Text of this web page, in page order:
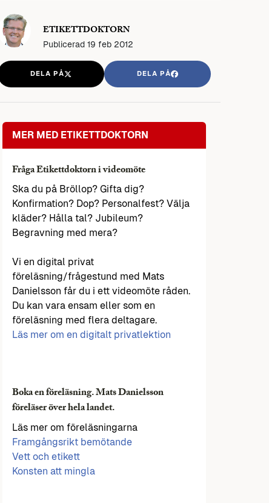
ETIKETTDOKTORN
Publicerad 19 feb 2012
DELA PÅ DELA PÅ
MER MED ETIKETTDOKTORN
Fråga Etikettdoktorn i videomöte
Ska du på Bröllop? Gifta dig?
Konfirmation? Dop? Personalfest? Välja
kläder? Hålla tal? Jubileum?
Begravning med mera?
Vi en digital privat
föreläsning/frågestund med Mats
Danielsson får du i ett videomöte råden.
Du kan vara ensam eller som en
föreläsning med flera deltagare.
Läs mer om en digitalt privatlektion
Boka en föreläsning. Mats Danielsson
föreläser över hela landet.
Läs mer om föreläsningarna
Framgångsrikt bemötande
Vett och etikett
Konsten att mingla